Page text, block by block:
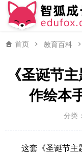
首页 教育百科
《圣诞节
作绘本
分类：
这套《圣诞节主